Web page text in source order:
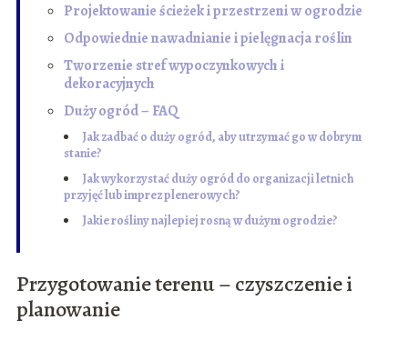
Projektowanie ścieżek i przestrzeni w ogrodzie
Odpowiednie nawadnianie i pielęgnacja roślin
Tworzenie stref wypoczynkowych i
dekoracyjnych
Duży ogród – FAQ
Jak zadbać o duży ogród, aby utrzymać go w dobrym
stanie?
Jak wykorzystać duży ogród do organizacji letnich
przyjęć lub imprez plenerowych?
Jakie rośliny najlepiej rosną w dużym ogrodzie?
Przygotowanie terenu – czyszczenie i
planowanie